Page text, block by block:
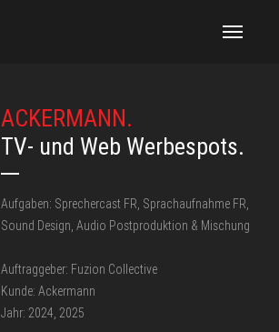
ACKERMANN.
TV- und Web Werbespots.
Aufgaben: Sprechercast FR, Sprachaufnahme FR,
Sound Design, Audio Postproduktion & Mischung
Auftraggeber: Fuzion Collective
Kunde: Ackermann
Jahr: 2024, 2025